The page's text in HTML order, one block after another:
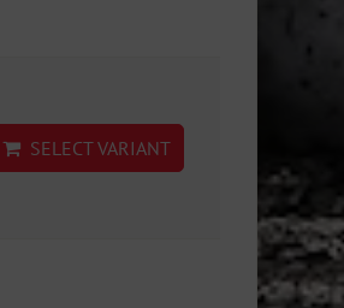
SELECT VARIANT